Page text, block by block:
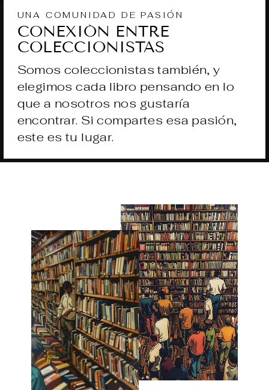
UNA COMUNIDAD DE PASIÓN
CONEXIÓN ENTRE
COLECCIONISTAS
Somos coleccionistas también, y
elegimos cada libro pensando en lo
que a nosotros nos gustaría
encontrar. Si compartes esa pasión,
este es tu lugar.